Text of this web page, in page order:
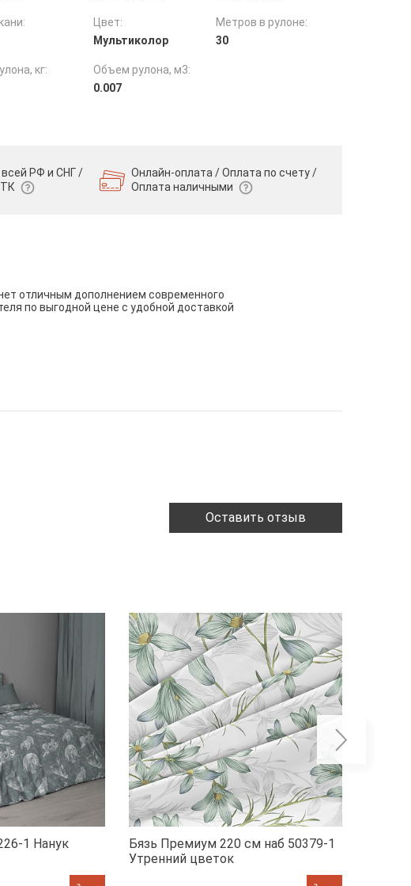
Цвет:
Мультиколор
Метров в рулоне:
30
кг:
Объем рулона, м3:
0.007
РФ и СНГ /
Онлайн-оплата / Оплата по счету /
Оплата наличными
отличным дополнением современного
по выгодной цене с удобной доставкой
Оставить отзыв
1 Нанук
Бязь Премиум 220 см наб 50379-1
Утренний цветок